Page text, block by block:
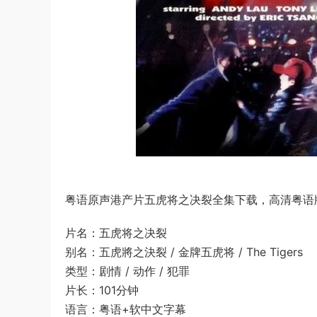
粤语原声港产片五虎将之决裂全集下载，高清粤
片名：五虎将之决裂
别名：五虎將之決裂 / 金牌五虎将 / The Tigers
类型：剧情 / 动作 / 犯罪
片长：101分钟
语言：粤语+软中文字幕